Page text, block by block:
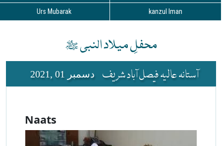
Urs Mubarak kanzul Iman
محفلِ میلاد النبی ﷺ
دسمبر 01 ,2021 آستانہ عالیہ فیصل آباد شریف
Naats